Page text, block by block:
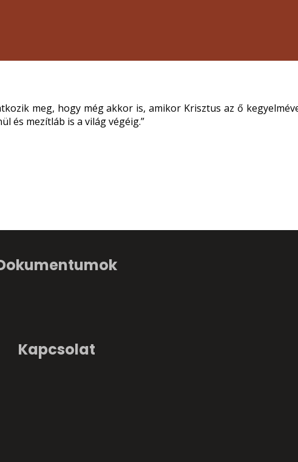
meg, hogy még akkor is, amikor Krisztus az ő
és mezítláb is a világ végéig.”
Kapcsolat